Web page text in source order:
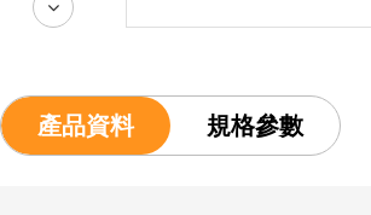
產品資料 規格參數